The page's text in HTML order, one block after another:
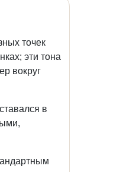
точек
эти тона
вокруг
в